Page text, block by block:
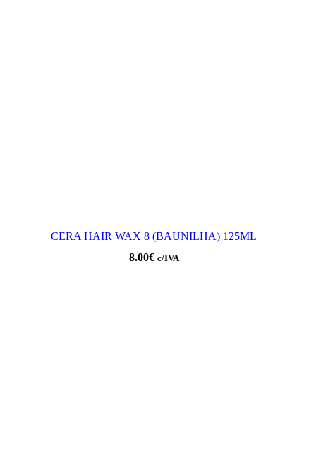
CERA HAIR WAX 8 (BAUNILHA) 125ML
8.00€ c/IVA